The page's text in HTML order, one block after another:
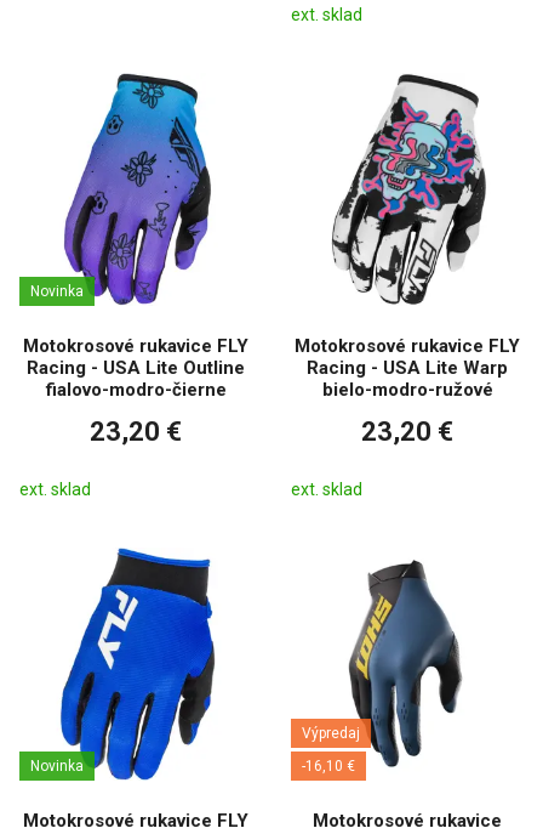
ext. sklad
Novinka
Motokrosové rukavice FLY
Racing - USA Lite Outline
fialovo-modro-čierne
23,20 €
ext. sklad
Motokrosové rukavice FLY
Racing - USA Lite Warp
bielo-modro-ružové
23,20 €
ext. sklad
Novinka
Motokrosové rukavice FLY
Výpredaj
-16,10 €
Motokrosové rukavice